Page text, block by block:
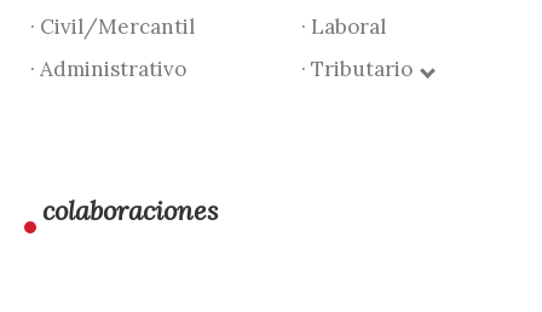
· Civil/Mercantil
· Laboral
· Administrativo
· Tributario
colaboraciones